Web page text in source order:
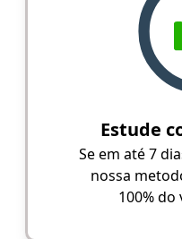
Estude
Se em até 7
nossa
100%